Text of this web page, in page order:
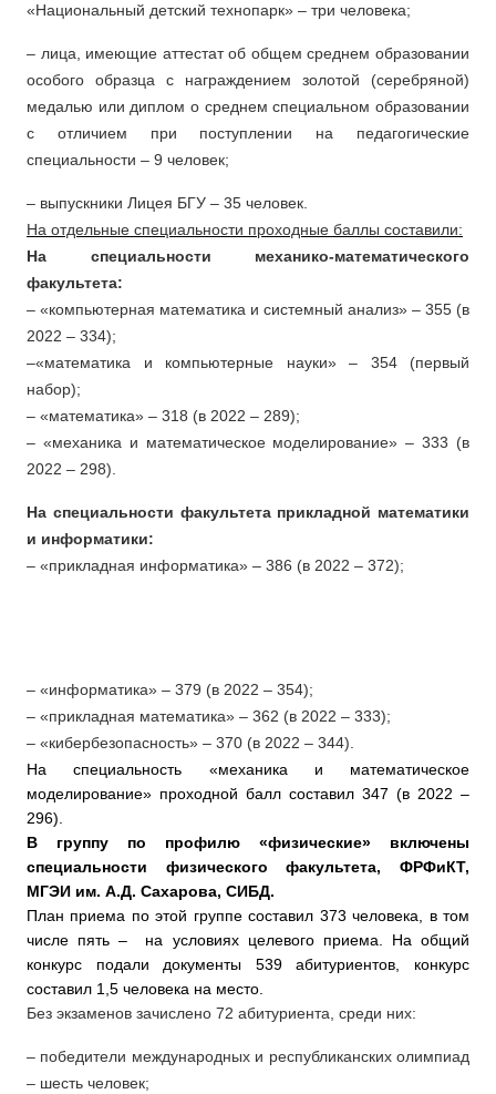
«Национальный детский технопарк» – три человека;
– лица, имеющие аттестат об общем среднем образовании
особого образца с награждением золотой (серебряной)
медалью или диплом о среднем специальном образовании
с отличием при поступлении на педагогические
специальности – 9 человек;
– выпускники Лицея БГУ – 35 человек.
На отдельные специальности проходные баллы составили:
На специальности механико-математического
факультета:
– «компьютерная математика и системный анализ» – 355 (в
2022 – 334);
–«математика и компьютерные науки» – 354 (первый
набор);
– «математика» – 318 (в 2022 – 289);
– «механика и математическое моделирование» – 333 (в
2022 – 298).
На специальности факультета прикладной математики
и информатики:
– «прикладная информатика» – 386 (в 2022 – 372);
– «информатика» – 379 (в 2022 – 354);
– «прикладная математика» – 362 (в 2022 – 333);
– «кибербезопасность» – 370 (в 2022 – 344).
На специальность «механика и математическое
моделирование» проходной балл составил 347 (в 2022 –
296).
В группу по профилю «физические» включены
специальности физического факультета, ФРФиКТ,
МГЭИ им. А.Д. Сахарова, СИБД.
План приема по этой группе составил 373 человека, в том
числе пять – на условиях целевого приема. На общий
конкурс подали документы 539 абитуриентов, конкурс
составил 1,5 человека на место.
Без экзаменов зачислено 72 абитуриента, среди них:
– победители международных и республиканских олимпиад
– шесть человек;